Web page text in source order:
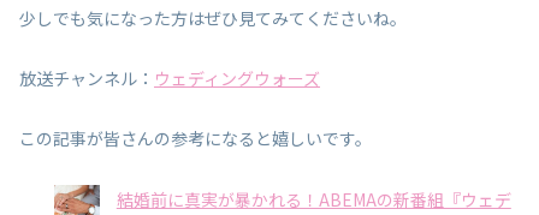
少しでも気になった方はぜひ見てみてくださいね。
放送チャンネル： ウェディングウォーズ
この記事が皆さんの参考になると嬉しいです。
結婚前に真実が暴かれる！ABEMAの新番組『ウェデ